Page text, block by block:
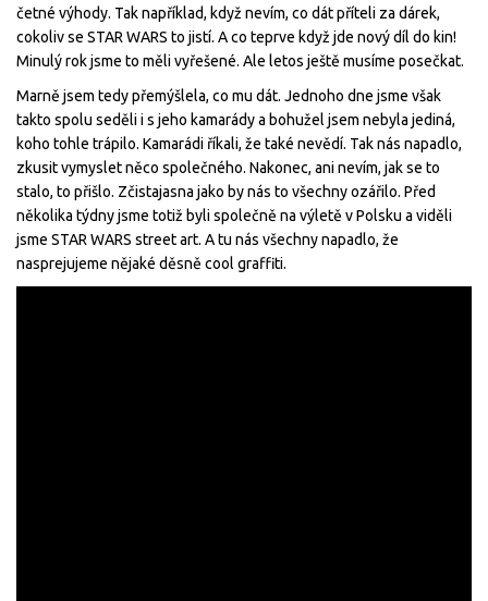
četné výhody. Tak například, když nevím, co dát příteli za dárek,
cokoliv se STAR WARS to jistí. A co teprve když jde nový díl do kin!
Minulý rok jsme to měli vyřešené. Ale letos ještě musíme posečkat.
Marně jsem tedy přemýšlela, co mu dát. Jednoho dne jsme však
takto spolu seděli i s jeho kamarády a bohužel jsem nebyla jediná,
koho tohle trápilo. Kamarádi říkali, že také nevědí. Tak nás napadlo,
zkusit vymyslet něco společného. Nakonec, ani nevím, jak se to
stalo, to přišlo. Zčistajasna jako by nás to všechny ozářilo. Před
několika týdny jsme totiž byli společně na výletě v Polsku a viděli
jsme STAR WARS street art. A tu nás všechny napadlo, že
nasprejujeme nějaké děsně cool graffiti.